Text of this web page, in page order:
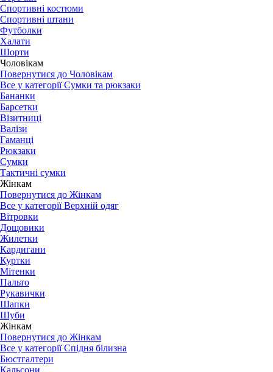
Спортивні костюми
Спортивні штани
Футболки
Халати
Шорти
Чоловікам
Повернутися до Чоловікам
Все у категорії Сумки та рюкзаки
Бананки
Барсетки
Візитниці
Валізи
Гаманці
Рюкзаки
Сумки
Тактичні сумки
Жінкам
Повернутися до Жінкам
Все у категорії Верхній одяг
Вітровки
Дощовики
Жилетки
Кардигани
Куртки
Мітенки
Пальто
Рукавички
Шапки
Шуби
Жінкам
Повернутися до Жінкам
Все у категорії Спідня білизна
Бюстгалтери
Кальсони